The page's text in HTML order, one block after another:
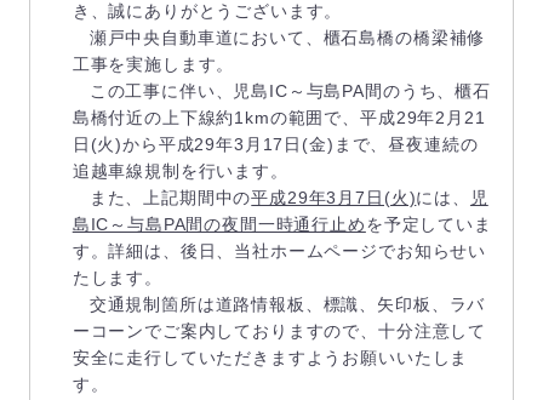
き、誠にありがとうございます。
瀬戸中央自動車道において、櫃石島橋の橋梁補修
工事を実施します。
この工事に伴い、児島IC～与島PA間のうち、櫃石
島橋付近の上下線約1kmの範囲で、平成29年2月21
日(火)から平成29年3月17日(金)まで、昼夜連続の
追越車線規制を行います。
また、上記期間中の平成29年3月7日(火)には、
児
島IC～与島PA間の夜間一時通行止めを予定していま
す。詳細は、後日、当社ホームページでお知らせい
たします。
交通規制箇所は道路情報板、標識、矢印板、ラバ
ーコーンでご案内しておりますので、十分注意して
安全に走行していただきますようお願いいたしま
す。